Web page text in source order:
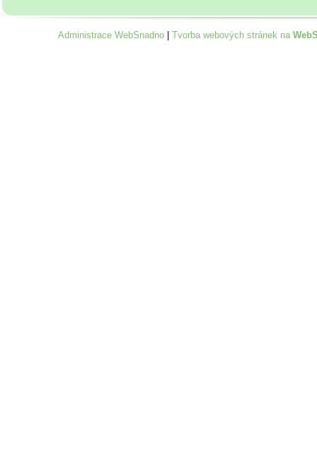
Administrace WebSnadno| Tvorba webových stránek na